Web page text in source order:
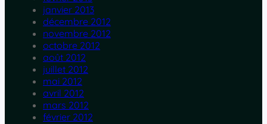
janvier 2013
décembre 2012
novembre 2012
octobre 2012
août 2012
juillet 2012
mai 2012
avril 2012
mars 2012
février 2012